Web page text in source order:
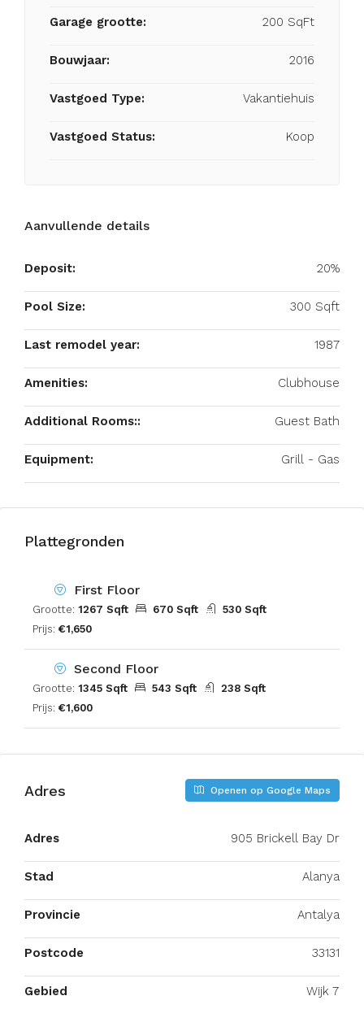
Garage grootte: 200 SqFt
Bouwjaar: 2016
Vastgoed Type: Vakantiehuis
Vastgoed Status: Koop
Aanvullende details
Deposit: 20%
Pool Size: 300 Sqft
Last remodel year: 1987
Amenities: Clubhouse
Additional Rooms:: Guest Bath
Equipment: Grill - Gas
Plattegronden
First Floor
Grootte: 1267 Sqft 670 Sqft
530 Sqft
Prijs: €1,650
Second Floor
Grootte: 1345 Sqft 543 Sqft
238 Sqft
Prijs: €1,600
Adres Openen op Google Maps
Adres 905 Brickell Bay Dr
Stad Alanya
Provincie Antalya
Postcode 33131
Gebied Wijk 7